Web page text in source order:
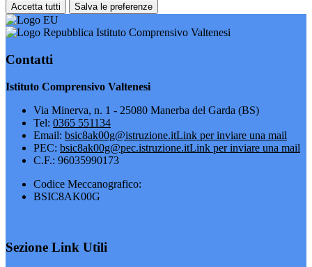
Accetta tutti Salva le preferenze
Istituto Comprensivo Valtenesi
Contatti
Istituto Comprensivo Valtenesi
Via Minerva, n. 1 - 25080 Manerba del Garda (BS)
Tel: 0365 551134
Email: bsic8ak00g@istruzione.itLink per inviare una mail
PEC: bsic8ak00g@pec.istruzione.itLink per inviare una mail
C.F.: 96035990173
Codice Meccanografico:
BSIC8AK00G
Sezione Link Utili